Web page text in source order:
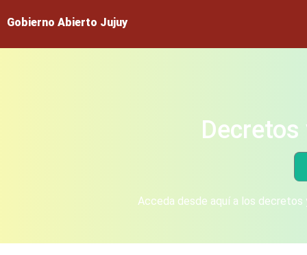
Gobierno Abierto Jujuy
Acceda desde aquí a los